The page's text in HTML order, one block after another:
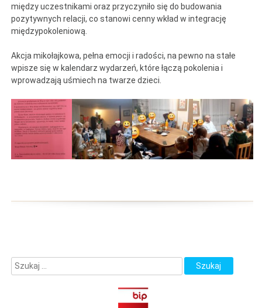
między uczestnikami oraz przyczyniło się do budowania
pozytywnych relacji, co stanowi cenny wkład w integrację
międzypokoleniową.
Akcja mikołajkowa, pełna emocji i radości, na pewno na stałe
wpisze się w kalendarz wydarzeń, które łączą pokolenia i
wprowadzają uśmiech na twarze dzieci.